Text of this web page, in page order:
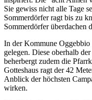
Sie gewiss nicht alle Tage
Sommerdörfer ragt bis zu
Sommerdörfer überdachen
In der Kommune
gelegen. Diese oberhalb
beherbergt zudem die
Gotteshaus ragt der 42
Anblick der höchsten
wirken.